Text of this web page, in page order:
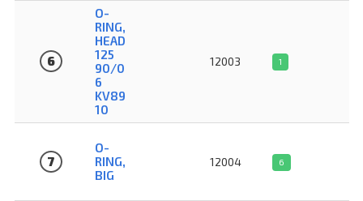
6
O-
RING,
HEAD
125
90/0
6
KV89
10
12003 1
7
O-
RING,
BIG
12004 6